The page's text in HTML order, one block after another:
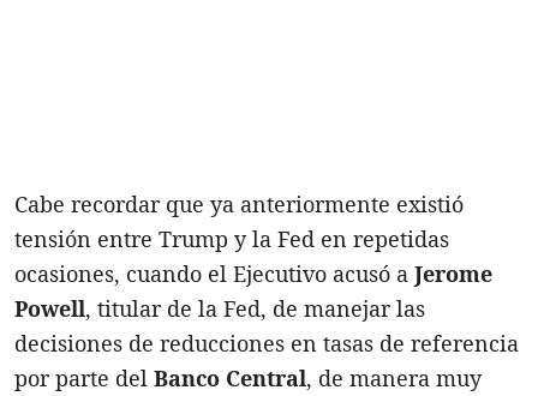
Cabe recordar que ya anteriormente existió
tensión entre Trump y la Fed en repetidas
ocasiones, cuando el Ejecutivo acusó a Jerome
Powell, titular de la Fed, de manejar las
decisiones de reducciones en tasas de referencia
por parte del Banco Central, de manera muy